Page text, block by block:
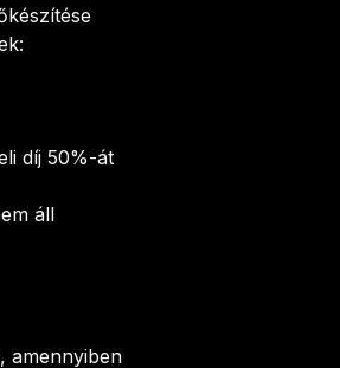
díj 50%-át
áll
amennyiben